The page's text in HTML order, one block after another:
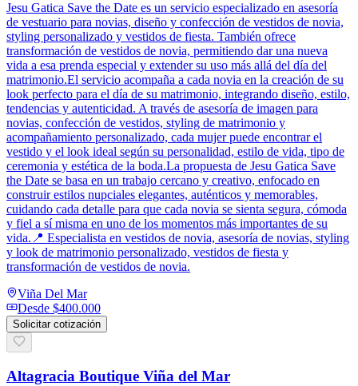
Jesu Gatica Save the Date es un servicio especializado en asesoría
de vestuario para novias, diseño y confección de vestidos de novia,
styling personalizado y vestidos de fiesta. También ofrece
transformación de vestidos de novia, permitiendo dar una nueva
vida a esa prenda especial y extender su uso más allá del día del
matrimonio.El servicio acompaña a cada novia en la creación de su
look perfecto para el día de su matrimonio, integrando diseño, estilo,
tendencias y autenticidad. A través de asesoría de imagen para
novias, confección de vestidos, styling de matrimonio y
acompañamiento personalizado, cada mujer puede encontrar el
vestido y el look ideal según su personalidad, estilo de vida, tipo de
ceremonia y estética de la boda.La propuesta de Jesu Gatica Save
the Date se basa en un trabajo cercano y creativo, enfocado en
construir estilos nupciales elegantes, auténticos y memorables,
cuidando cada detalle para que cada novia se sienta segura, cómoda
y fiel a sí misma en uno de los momentos más importantes de su
vida.📍 Especialista en vestidos de novia, asesoría de novias, styling
y look de matrimonio personalizado, vestidos de fiesta y
transformación de vestidos de novia.
Viña Del Mar
Desde $400.000
Solicitar cotización
Altagracia Boutique Viña del Mar